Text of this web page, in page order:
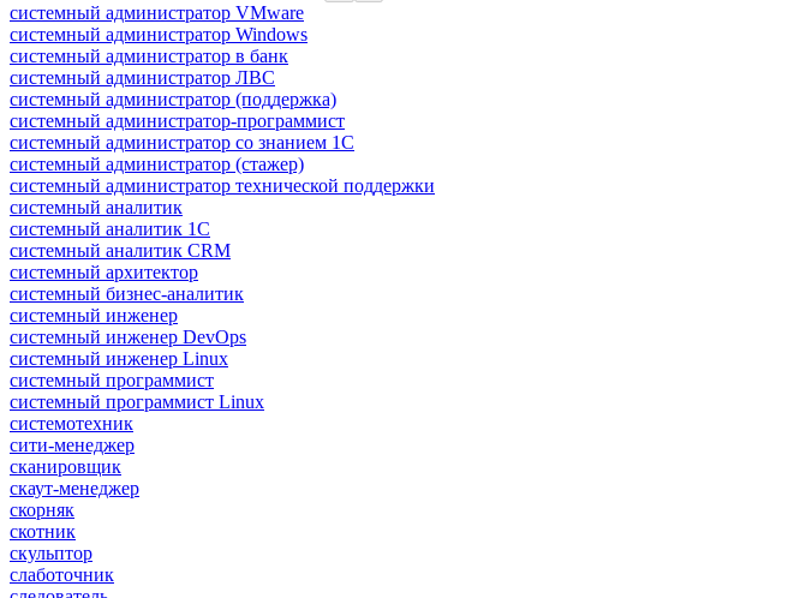
системный администратор VMware
системный администратор Windows
системный администратор в банк
системный администратор ЛВС
системный администратор (поддержка)
системный администратор-программист
системный администратор со знанием 1С
системный администратор (стажер)
системный администратор технической поддержки
системный аналитик
системный аналитик 1С
системный аналитик CRM
системный архитектор
системный бизнес-аналитик
системный инженер
системный инженер DevOps
системный инженер Linux
системный программист
системный программист Linux
системотехник
сити-менеджер
сканировщик
скаут-менеджер
скорняк
скотник
скульптор
слаботочник